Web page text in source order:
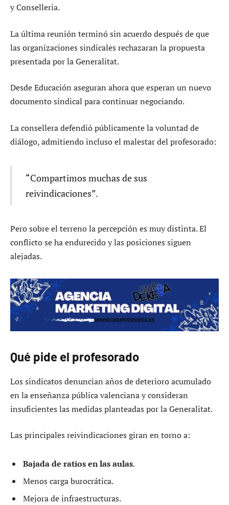
y Conselleria.
La última reunión terminó sin acuerdo después de que
las organizaciones sindicales rechazaran la propuesta
presentada por la Generalitat.
Desde Educación aseguran ahora que esperan un nuevo
documento sindical para continuar negociando.
La consellera defendió públicamente la voluntad de
diálogo, admitiendo incluso el malestar del profesorado:
“Compartimos muchas de sus
reivindicaciones”.
Pero sobre el terreno la percepción es muy distinta. El
conflicto se ha endurecido y las posiciones siguen
alejadas.
Qué pide el profesorado
Los sindicatos denuncian años de deterioro acumulado
en la enseñanza pública valenciana y consideran
insuficientes las medidas planteadas por la Generalitat.
Las principales reivindicaciones giran en torno a:
Bajada de ratios en las aulas.
Menos carga burocrática.
Mejora de infraestructuras.